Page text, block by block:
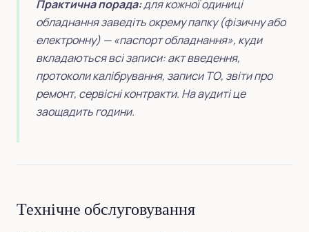
Практична порада:для кожної одиниці
обладнання заведіть окрему папку (фізичну або
електронну) — «паспорт обладнання», куди
вкладаються всі записи: акт введення,
протоколи калібрування, записи ТО, звіти про
ремонт, сервісні контракти. На аудиті це
заощадить години.
Технічне обслуговування